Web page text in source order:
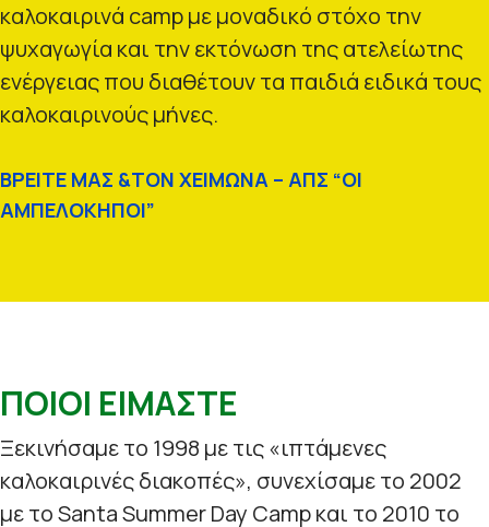
καλοκαιρινά camp με μοναδικό στόχο την
ψυχαγωγία και την εκτόνωση της ατελείωτης
ενέργειας που διαθέτουν τα παιδιά ειδικά τους
καλοκαιρινούς μήνες.
ΒΡΕΙΤΕ ΜΑΣ &ΤΟΝ ΧΕΙΜΩΝΑ – ΑΠΣ “ΟΙ
ΑΜΠΕΛΟΚΗΠΟΙ”
ΠΟΙΟΙ ΕΙΜΑΣΤΕ
Ξεκινήσαμε το 1998 με τις «ιπτάμενες
καλοκαιρινές διακοπές», συνεχίσαμε το 2002
με το Santa Summer Day Camp και το 2010 το